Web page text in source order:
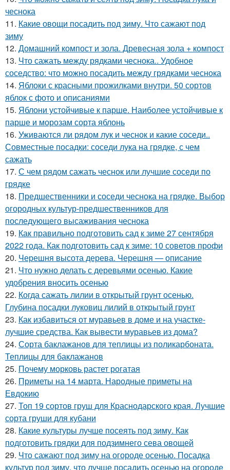
чеснока
11. Какие овощи посадить под зиму. Что сажают под
зиму
12. Домашний компост и зола. Древесная зола + компост
13. Что сажать между рядками чеснока.. Удобное
соседство: что можно посадить между грядками чеснока
14. Яблоки с красными прожилками внутри. 50 сортов
яблок с фото и описаниями
15. Яблони устойчивые к парше. Наиболее устойчивые к
парше и морозам сорта яблонь
16. Уживаются ли рядом лук и чеснок и какие соседи..
Совместные посадки: соседи лука на грядке, с чем
сажать
17. С чем рядом сажать чеснок или лучшие соседи по
грядке
18. Предшественники и соседи чеснока на грядке. Выбор
огородных культур-предшественников для
последующего высаживания чеснока
19. Как правильно подготовить сад к зиме 27 сентября
2022 года. Как подготовить сад к зиме: 10 советов профи
20. Черешня высота дерева. Черешня — описание
21. Что нужно делать с деревьями осенью. Какие
удобрения вносить осенью
22. Когда сажать лилии в открытый грунт осенью.
Глубина посадки луковиц лилий в открытый грунт
23. Как избавиться от муравьев в доме и на участке-
лучшие средства. Как вывести муравьев из дома?
24. Сорта баклажанов для теплицы из поликарбоната.
Теплицы для баклажанов
25. Почему морковь растет рогатая
26. Приметы на 14 марта. Народные приметы на
Евдокию
27. Топ 19 сортов груш для Краснодарского края. Лучшие
сорта груши для кубани
28. Какие культуры лучше посеять под зиму. Как
подготовить грядки для подзимнего сева овощей
29. Что сажают под зиму на огороде осенью. Посадка
культур под зиму, что лучше посадить осенью на огороде